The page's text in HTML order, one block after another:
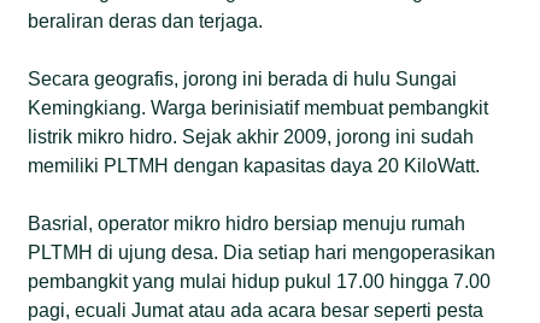
beraliran deras dan terjaga.
Secara geografis, jorong ini berada di hulu Sungai
Kemingkiang. Warga berinisiatif membuat pembangkit
listrik mikro hidro. Sejak akhir 2009, jorong ini sudah
memiliki PLTMH dengan kapasitas daya 20 KiloWatt.
Basrial, operator mikro hidro bersiap menuju rumah
PLTMH di ujung desa. Dia setiap hari mengoperasikan
pembangkit yang mulai hidup pukul 17.00 hingga 7.00
pagi, ecuali Jumat atau ada acara besar seperti pesta